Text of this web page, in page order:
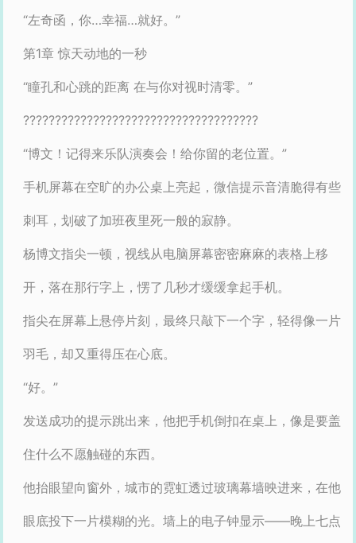
“左奇函，你…幸福…就好。”
第1章 惊天动地的一秒
“瞳孔和心跳的距离 在与你对视时清零。”
?????????????????????????????????????
“博文！记得来乐队演奏会！给你留的老位置。”
手机屏幕在空旷的办公桌上亮起，微信提示音清脆得有些
刺耳，划破了加班夜里死一般的寂静。
杨博文指尖一顿，视线从电脑屏幕密密麻麻的表格上移
开，落在那行字上，愣了几秒才缓缓拿起手机。
指尖在屏幕上悬停片刻，最终只敲下一个字，轻得像一片
羽毛，却又重得压在心底。
“好。”
发送成功的提示跳出来，他把手机倒扣在桌上，像是要盖
住什么不愿触碰的东西。
他抬眼望向窗外，城市的霓虹透过玻璃幕墙映进来，在他
眼底投下一片模糊的光。墙上的电子钟显示——晚上七点